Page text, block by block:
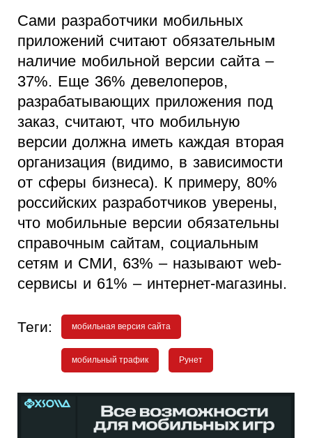
Сами разработчики мобильных
приложений считают обязательным
наличие мобильной версии сайта –
37%. Еще 36% девелоперов,
разрабатывающих приложения под
заказ, считают, что мобильную
версии должна иметь каждая вторая
организация (видимо, в зависимости
от сферы бизнеса). К примеру, 80%
российских разработчиков уверены,
что мобильные версии обязательны
справочным сайтам, социальным
сетям и СМИ, 63% – называют web-
сервисы и 61% – интернет-магазины.
Теги: мобильная версия сайта
мобильный трафик Рунет